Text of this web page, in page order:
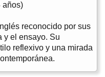
años)
reconocido por sus
y el ensayo. Su
reflexivo y una mirada